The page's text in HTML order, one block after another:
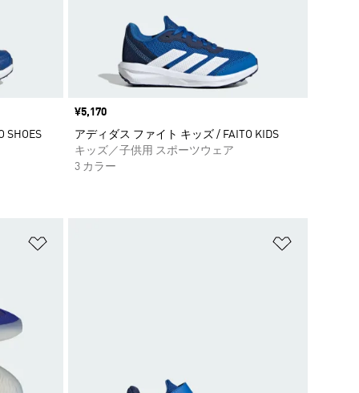
SHOES
価格
¥5,170
アディダス ファイト キッズ / FAITO KIDS
キッズ／子供用 スポーツウェア
3 カラー